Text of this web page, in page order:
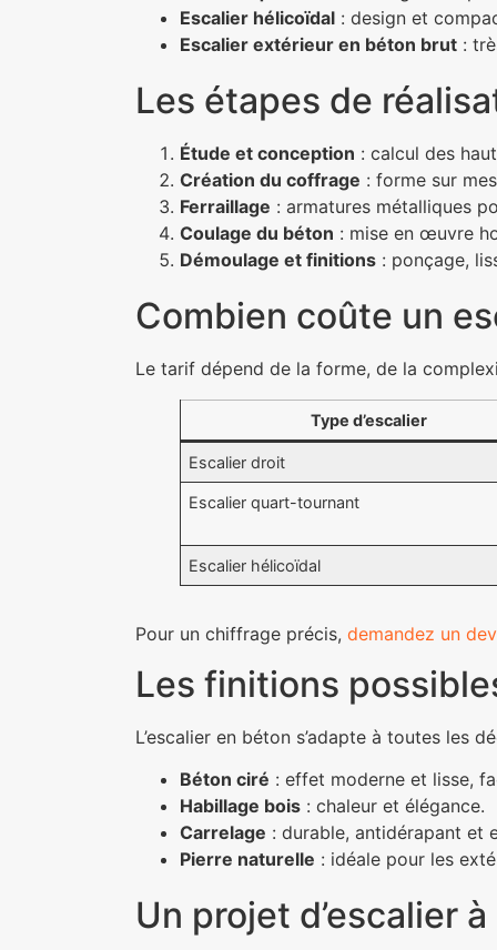
Escalier hélicoïdal : design et
Escalier extérieur en béton brut :
Les étapes de
Étude et conception : calcul des
Création du coffrage : forme sur
Ferraillage : armatures métalliques
Coulage du béton : mise en œuvre
Démoulage et finitions : ponçage,
Combien coûte un
Le tarif dépend de la forme, de la
Type d’escalier
Escalier droit
Escalier quart-tournant
Escalier hélicoïdal
Pour un chiffrage précis, demandez un
Les finitions
L’escalier en béton s’adapte à toutes les
Béton ciré : effet moderne et lisse,
Habillage bois : chaleur et élégance.
Carrelage : durable, antidérapant et
Pierre naturelle : idéale pour les
Un projet d’escalier